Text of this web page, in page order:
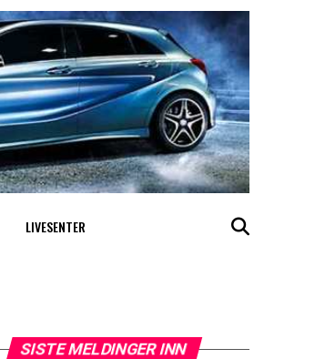
LIVESENTER
SISTE MELDINGER INN